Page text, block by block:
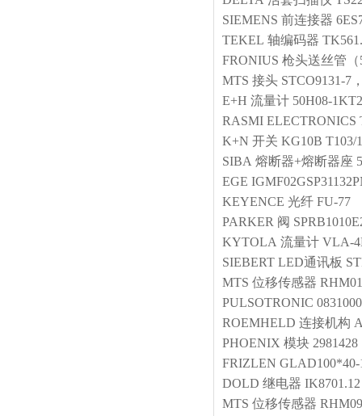
SIEMENS 前连接器
TEKEL 轴编码器
FRONIUS 枪头送丝管（
MTS 接头 STCO9131-7
E+H 流量计 50H08-
RASMI ELECTRONICS
K+N 开关 KG10B T103/
SIBA 熔断器+熔断器座
EGE
KEYENCE 光纤 FU-77
PARKER 阀
KYTOLA 流量计 VLA-
SIEBERT LED通讯板
MTS 位移传感器
PULSOTRONIC
ROEMHELD 连接机构
PHOENIX 模块 2981428
FRIZLEN GLAD100*40-
DOLD 继电器
MTS 位移传感器